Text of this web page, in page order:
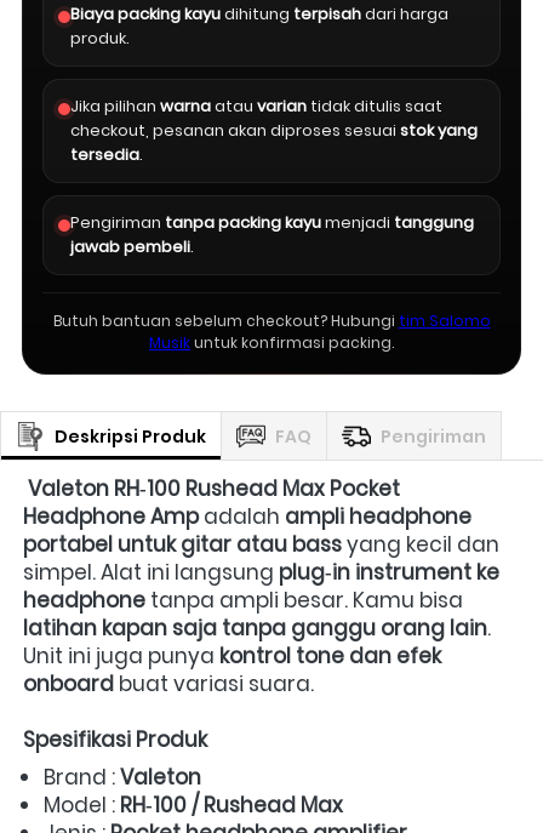
Biaya packing kayudihitung terpisahdari harga
produk.
Jika pilihan warnaatau varian tidak ditulis saat
checkout, pesanan akan diproses sesuai stok yang
tersedia.
Pengiriman tanpa packing kayumenjadi tanggung
jawab pembeli.
Butuh bantuan sebelum checkout? Hubungi tim Salomo
Musikuntuk konfirmasi packing.
Deskripsi Produk FAQ Pengiriman
Valeton RH‑100 Rushead Max Pocket
Headphone Amp adalah ampli headphone
portabel untuk gitar atau bass yang kecil dan
simpel. Alat ini langsung plug‑in instrument ke
headphone
latihan kapan saja tanpa ganggu orang lain.
Unit ini juga punya kontrol tone dan efek
onboard buat variasi suara.
Spesifikasi Produk
Brand : Valeton
Model : RH‑100 / Rushead Max